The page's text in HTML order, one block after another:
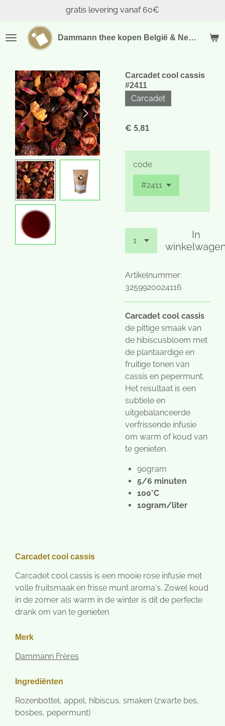
naar
Dammann thee kopen België & Nederland
gratis levering vanaf 60€
Carcadet cool cassis
#2411
Carcadet
€ 5,81
code
In
Artikelnummer:
3259920024116
Carcadet cool cassis
de pittige smaak van
de hibiscusbloem met
de plantaardige en
fruitige tonen van
cassis en pepermunt.
Het resultaat is een
subtiele en
uitgebalanceerde
verfrissende infusie
om warm of koud van
te genieten.
90gram
5/6 minuten
100°C
10gram/liter
Carcadet cool cassis
Carcadet cool cassis is een mooie rose infusie met
volle fruitsmaak en frisse munt aroma's. Zowel koud
in de zomer als warm in de winter is dit de perfecte
drank om van te genieten
Merk
Dammann Frères
Ingrediënten
Rozenbottel, appel, hibiscus, smaken (zwarte bes,
bosbes, pepermunt)